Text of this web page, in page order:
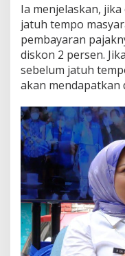
Ia menjelaskan,
jatuh tempo
pembayaran
diskon 2 persen.
sebelum jatuh
akan mendapatkan